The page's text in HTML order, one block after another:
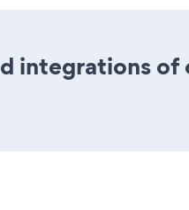
integrations of